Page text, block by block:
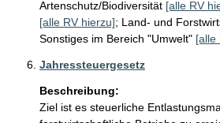
Artenschutz/Biodiversität [alle RV
[alle RV hierzu]; Land- und
Sonstiges im Bereich "Umwelt" [alle
Jahressteuergesetz
Beschreibung:
Ziel ist es steuerliche